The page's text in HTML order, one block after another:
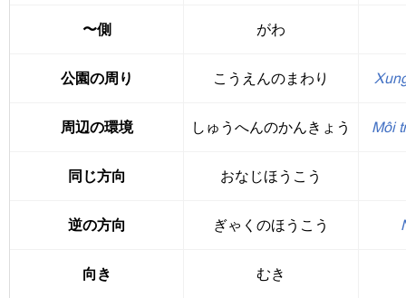
〜側 がわ
公園の周り こうえんのまわり
周辺の環境 しゅうへんのかんきょう Môi
同じ方向 おなじほうこう
逆の方向 ぎゃくのほうこう
向き むき